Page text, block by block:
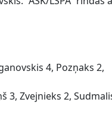
4, Pozņaks 2,
3, Zvejnieks 2,